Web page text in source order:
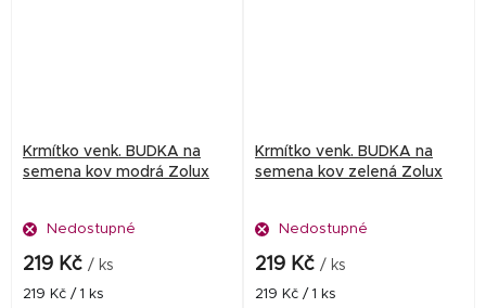
Krmítko venk. BUDKA na
semena kov modrá Zolux
Nedostupné
219 Kč / ks
Měrná
219 Kč / 1 ks
Krmítko venk. BUDKA na
semena kov zelená Zolux
Nedostupné
219 Kč / ks
Měrná
219 Kč / 1 ks